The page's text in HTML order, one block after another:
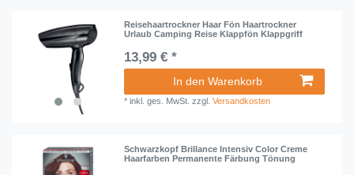
Reisehaartrockner Haar Fön Haartrockner
Urlaub Camping Reise Klappfön Klappgriff
13,99 € *
In den Warenkorb
*inkl. ges. MwSt. zzgl.Versandkosten
Schwarzkopf Brillance Intensiv Color Creme
Haarfarben Permanente Färbung Tönung